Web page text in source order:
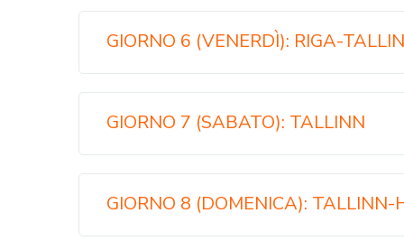
GIORNO 6 (VENERDÌ): RIGA-
GIORNO 7 (SABATO): TALLINN
GIORNO 8 (DOMENICA): TALLINN-